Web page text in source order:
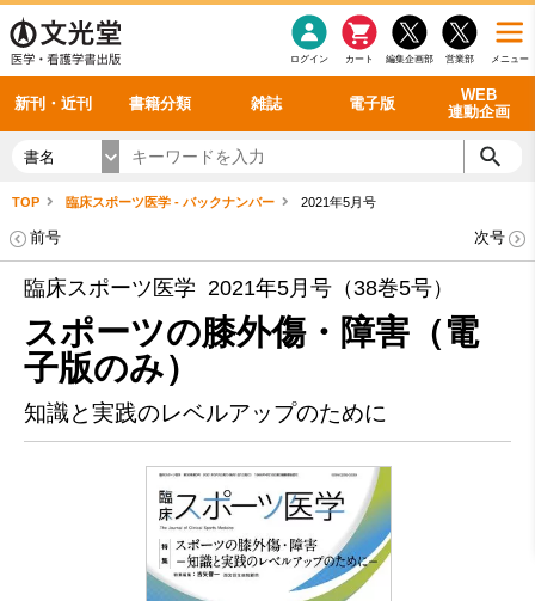
メニュー
営業部
編集企画部
カート
ログイン
新刊・近刊 書籍分類 雑誌 電子版
WEB
連動企画
感染症 老年医学
看護・介護
呼吸器
循環器
シリーズ一覧
雑誌投稿規定
理学療法
雑誌案内・年間購読 最新号 バックナンバー
電子書籍
電子雑誌
書籍「データに基づく臨床動作分析」WEB動画
書籍「眼手術学」WEB動画
書籍「神経症候学 II 改訂第二版」 WEB動画
新刊一覧
今後の発行予定
書名
TOP 臨床スポーツ医学 - バックナンバー 2021年5月号
前号 次号
臨床スポーツ医学 2021年5月号（38巻5号）
スポーツの膝外傷・障害（電
子版のみ）
知識と実践のレベルアップのために